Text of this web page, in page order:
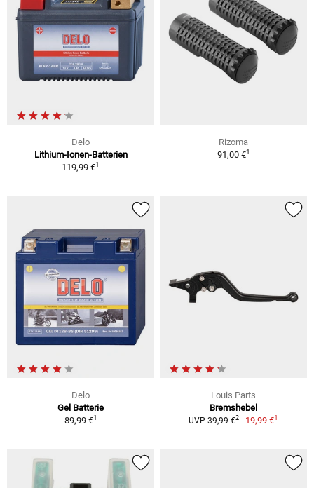
Delo
Lithium-Ionen-Batterien
119,99 €1
Rizoma
91,00 €1
Delo
Gel Batterie
89,99 €1
Louis Parts
Bremshebel
UVP 39,99 €2 19,99 €1